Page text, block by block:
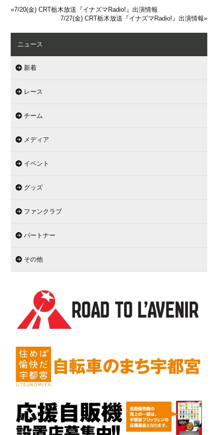
«7/20(金) CRT栃木放送『イナズマRadio!』出演情報
7/27(金) CRT栃木放送『イナズマRadio!』出演情報»
ニュース
新着
レース
チーム
メディア
イベント
グッズ
ファンクラブ
パートナー
その他